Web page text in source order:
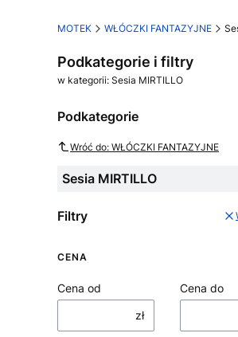
MOTEK WŁÓCZKI FANTAZYJNE
Podkategorie i filtry
w kategorii: Sesia MIRTILLO
Podkategorie
Wróć do: WŁÓCZKI FANTAZYJNE
Sesia MIRTILLO
Filtry
CENA
Cena od
zł
Cena do